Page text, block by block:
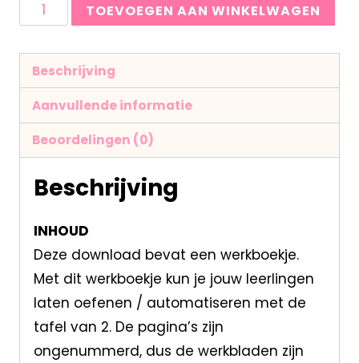
TOEVOEGEN AAN WINKELWAGEN
Beschrijving
Aanvullende informatie
Beoordelingen (0)
Beschrijving
INHOUD
Deze download bevat een werkboekje.
Met dit werkboekje kun je jouw leerlingen
laten oefenen / automatiseren met de
tafel van 2. De pagina’s zijn
ongenummerd, dus de werkbladen zijn